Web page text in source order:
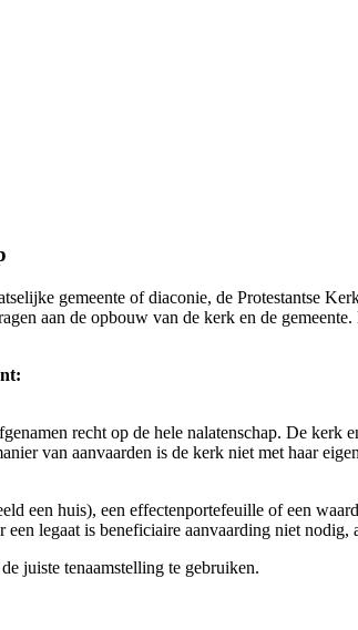
gemeente of diaconie, de Protestantse
aan de opbouw van de kerk en de
recht op de hele nalatenschap. De
van aanvaarden is de kerk niet met haar
een huis), een effectenportefeuille of een
legaat is beneficiaire aanvaarding niet
juiste tenaamstelling te gebruiken.